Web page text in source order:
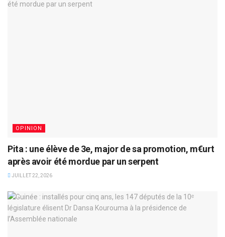
OPINION
Pita : une élève de 3e, major de sa promotion, m€urt
après avoir été mordue par un serpent
JUILLET 22, 2026